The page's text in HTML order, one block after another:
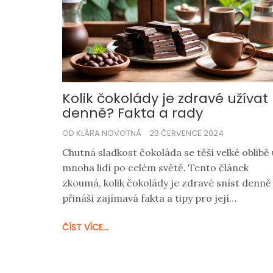
Kolik čokolády je zdravé užívat
denně? Fakta a rady
OD KLÁRA NOVOTNÁ 23 ČERVENCE 2024
Chutná sladkost čokoláda se těší velké oblibě
mnoha lidí po celém světě. Tento článek
zkoumá, kolik čokolády je zdravé sníst denně
přináší zajímavá fakta a tipy pro její
přispět k vaší pohodě, ale také na co si dávat
ČÍST VÍCE...